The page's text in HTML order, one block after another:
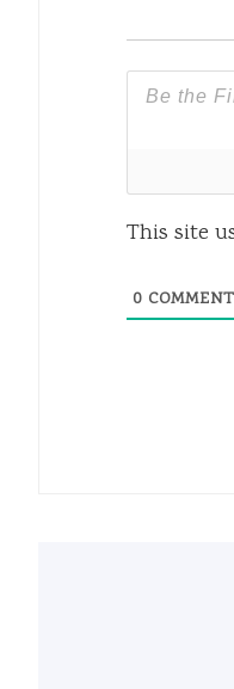
This site
0